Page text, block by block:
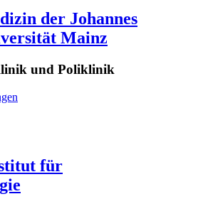
der Johannes
Mainz
und Poliklinik
für